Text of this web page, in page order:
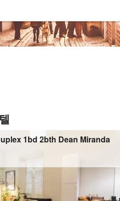
1bd 2bth Dean Miranda